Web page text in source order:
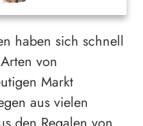
haben sich schnell
von
Markt
aus vielen